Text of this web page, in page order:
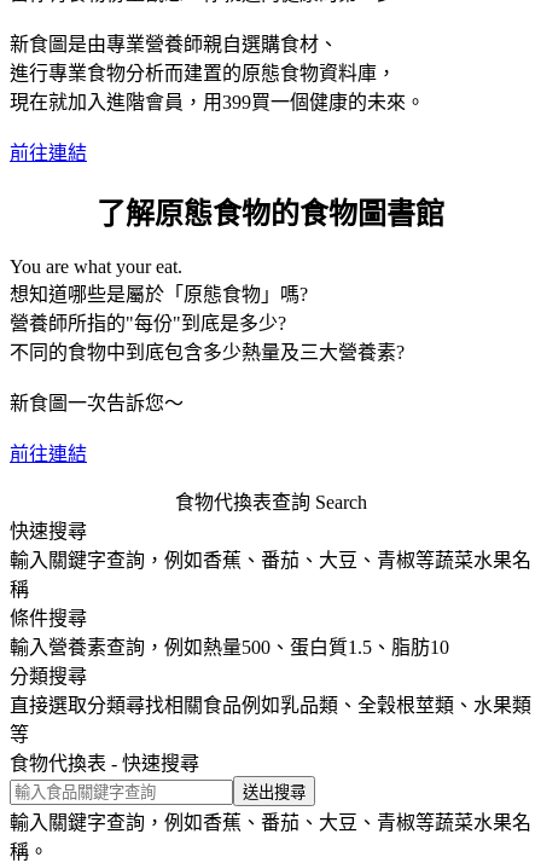
新食圖是由專業營養師親自選購食材、
進行專業食物分析而建置的原態食物資料庫，
現在就加入進階會員，用399買一個健康的未來。
前往連結
了解原態食物的食物圖書館
You are what your eat.
想知道哪些是屬於「原態食物」嗎?
營養師所指的"每份"到底是多少?
不同的食物中到底包含多少熱量及三大營養素?
新食圖一次告訴您～
前往連結
食物代換表查詢 Search
快速搜尋
輸入關鍵字查詢，例如香蕉、番茄、大豆、青椒等蔬菜水果名
稱
條件搜尋
輸入營養素查詢，例如熱量500、蛋白質1.5、脂肪10
分類搜尋
直接選取分類尋找相關食品例如乳品類、全穀根莖類、水果類
等
食物代換表 - 快速搜尋
輸入關鍵字查詢，例如香蕉、番茄、大豆、青椒等蔬菜水果名
稱。